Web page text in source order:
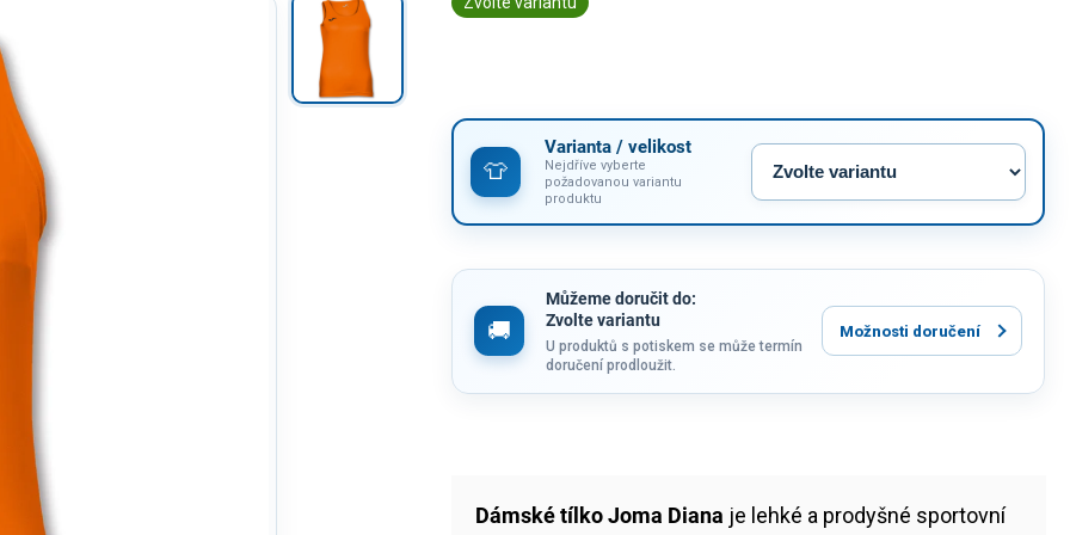
Varianta / velikost
Nejdříve vyberte
požadovanou variantu
produktu
Můžeme doručit do:
Zvolte variantu
U produktů s potiskem se může termín
doručení prodloužit.
Možnosti doručení
Dámské tílko Joma Diana je lehké a prodyšné sportovní